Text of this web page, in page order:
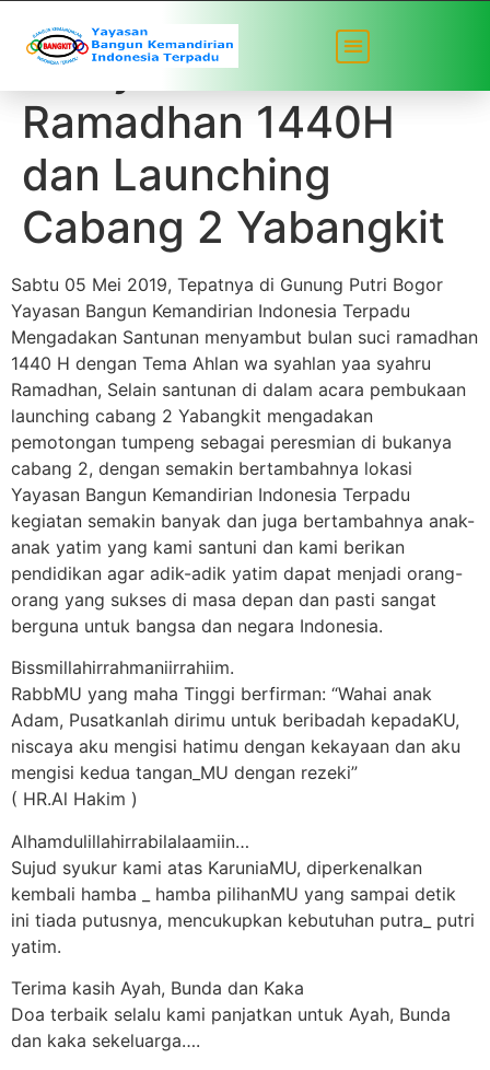
Menyambut Bulan
Ramadhan 1440H
dan Launching
Cabang 2 Yabangkit
Sabtu 05 Mei 2019, Tepatnya di Gunung Putri Bogor
Yayasan Bangun Kemandirian Indonesia Terpadu
Mengadakan Santunan menyambut bulan suci ramadhan
1440 H dengan Tema Ahlan wa syahlan yaa syahru
Ramadhan, Selain santunan di dalam acara pembukaan
launching cabang 2 Yabangkit mengadakan
pemotongan tumpeng sebagai peresmian di bukanya
cabang 2, dengan semakin bertambahnya lokasi
Yayasan Bangun Kemandirian Indonesia Terpadu
kegiatan semakin banyak dan juga bertambahnya anak-
anak yatim yang kami santuni dan kami berikan
pendidikan agar adik-adik yatim dapat menjadi orang-
orang yang sukses di masa depan dan pasti sangat
berguna untuk bangsa dan negara Indonesia.
Bissmillahirrahmaniirrahiim.
RabbMU yang maha Tinggi berfirman: “Wahai anak
Adam, Pusatkanlah dirimu untuk beribadah kepadaKU,
niscaya aku mengisi hatimu dengan kekayaan dan aku
mengisi kedua tangan_MU dengan rezeki”
( HR.Al Hakim )
Alhamdulillahirrabilalaamiin…
Sujud syukur kami atas KaruniaMU, diperkenalkan
kembali hamba _ hamba pilihanMU yang sampai detik
ini tiada putusnya, mencukupkan kebutuhan putra_ putri
yatim.
Terima kasih Ayah, Bunda dan Kaka
Doa terbaik selalu kami panjatkan untuk Ayah, Bunda
dan kaka sekeluarga….